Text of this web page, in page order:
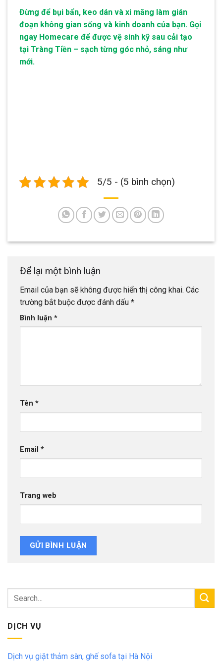
Đừng để bụi bẩn, keo dán và xi măng làm gián
đoạn không gian sống và kinh doanh của bạn. Gọi
ngay Homecare để được vệ sinh kỹ sau cải tạo
tại Tràng Tiền – sạch từng góc nhỏ, sáng như
mới.
5/5 - (5 bình chọn)
Để lại một bình luận
Email của bạn sẽ không được hiển thị công khai. Các
trường bắt buộc được đánh dấu *
Bình luận *
Tên *
Email *
Trang web
DỊCH VỤ
Dịch vụ giặt thảm sàn, ghế sofa tại Hà Nội